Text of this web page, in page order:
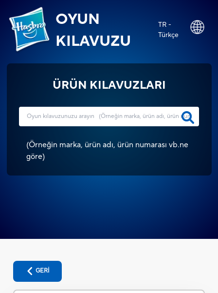
OYUN
KILAVUZU
TR -
Türkçe
ÜRÜN KILAVUZLARI
(Örneğin marka, ürün adı, ürün numarası vb.ne
göre)
GERİ